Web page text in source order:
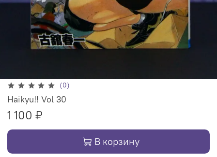
(0)
Haikyu!! Vol 30
1 100 ₽
В корзину